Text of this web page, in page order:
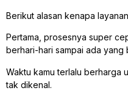
Berikut alasan kenapa
Pertama, prosesnya super
berhari-hari sampai ada
Waktu kamu terlalu berharga
tak dikenal.